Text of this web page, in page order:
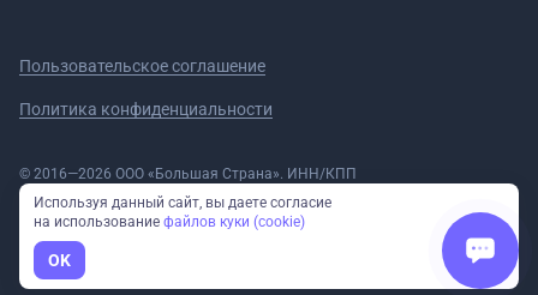
Пользовательское соглашение
Политика конфиденциальности
© 2016—2026 ООО «Большая Страна». ИНН/КПП
5908078160/590801001 ОГРН 1185958020533
Номер в реестре Роскомнадзора № 59-18-006319 (Приказ № 321 от
11.10.2018)
Полное или частичное копирование изображений и текстов возможно
только с указанием активной ссылки на сайт Большая Страна.
Используя данный сайт, вы даете согласие
на использование файлов куки (cookie)
OK